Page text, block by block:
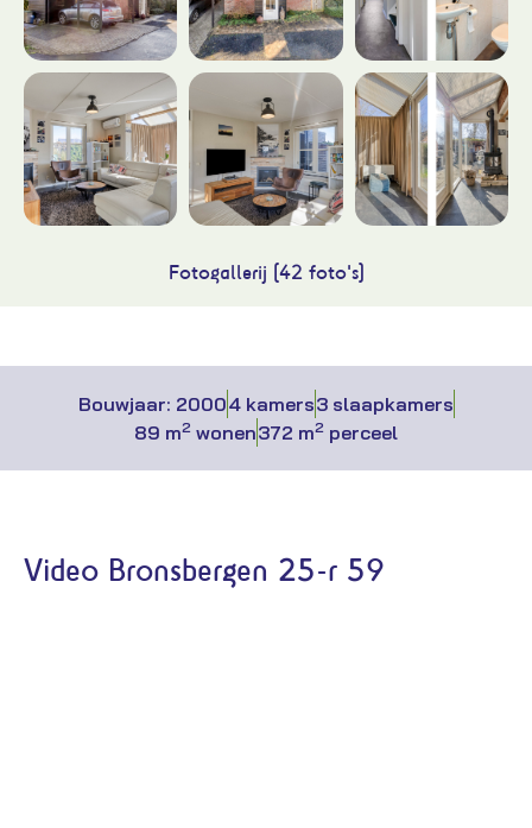
Fotogallerij (42 foto's)
Bouwjaar: 20004 kamers3 slaapkamers
89 m2 wonen372 m2 perceel
Video Bronsbergen 25-r 59